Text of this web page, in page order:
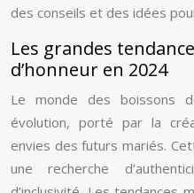
des conseils et des idées
Les grandes
d’honneur en 2024
Le monde des boissons
évolution, porté par la
envies des futurs mariés.
une recherche